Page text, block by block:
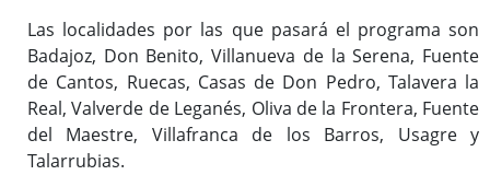
Las localidades por las que pasará el programa son
Badajoz, Don Benito, Villanueva de la Serena, Fuente
de Cantos, Ruecas, Casas de Don Pedro, Talavera la
Real, Valverde de Leganés, Oliva de la Frontera, Fuente
del Maestre, Villafranca de los Barros, Usagre y
Talarrubias.